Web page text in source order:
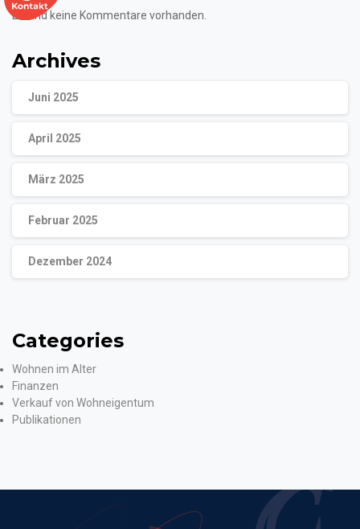
Es sind keine Kommentare vorhanden.
Archives
Juni 2025
April 2025
März 2025
Februar 2025
Dezember 2024
Categories
Wohnen im Alter
Finanzen
Verkauf von Wohneigentum
Publikationen